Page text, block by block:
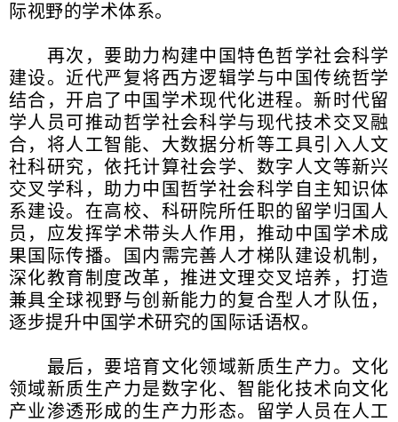
际视野的学术体系。
再次，要助力构建中国特色哲学社会科学
建设。近代严复将西方逻辑学与中国传统哲学
结合，开启了中国学术现代化进程。新时代留
学人员可推动哲学社会科学与现代技术交叉融
合，将人工智能、大数据分析等工具引入人文
社科研究，依托计算社会学、数字人文等新兴
交叉学科，助力中国哲学社会科学自主知识体
系建设。在高校、科研院所任职的留学归国人
员，应发挥学术带头人作用，推动中国学术成
果国际传播。国内需完善人才梯队建设机制，
深化教育制度改革，推进文理交叉培养，打造
兼具全球视野与创新能力的复合型人才队伍，
逐步提升中国学术研究的国际话语权。
最后，要培育文化领域新质生产力。文化
领域新质生产力是数字化、智能化技术向文化
产业渗透形成的生产力形态。留学人员在人工